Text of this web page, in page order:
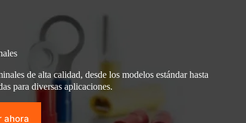
de alta calidad, desde los modelos estándar hasta
para diversas aplicaciones.
ahora